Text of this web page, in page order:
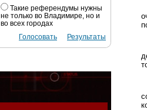
Такие референдумы нужны
не только во Владимире, но и
во всех городах
Результаты
Голосовать